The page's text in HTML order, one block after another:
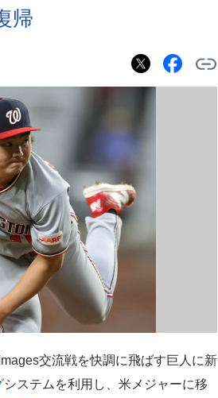
帰
交流戦を快調に飛ばす巨人に新
システムを利用し、米メジャーに移